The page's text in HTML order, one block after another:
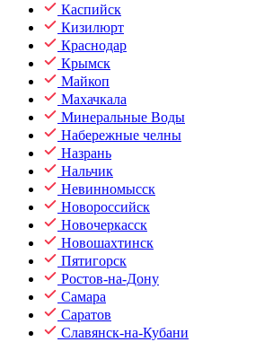
Каспийск
Кизилюрт
Краснодар
Крымск
Майкоп
Махачкала
Минеральные Воды
Набережные челны
Назрань
Нальчик
Невинномысск
Новороссийск
Новочеркасск
Новошахтинск
Пятигорск
Ростов-на-Дону
Самара
Саратов
Славянск-на-Кубани